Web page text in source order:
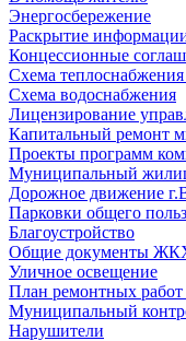
Энергосбережение
Раскрытие
Концессионные
Схема теплоснабжения
Схема водоснабжения
Лицензирование
Капитальный ремонт
Проекты программ
Муниципальный
Дорожное движение
Парковки общего
Благоустройство
Общие документы
Уличное освещение
План ремонтных
Муниципальный
Нарушители